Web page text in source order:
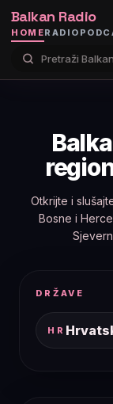
Balkan Radio
HOMERADIO
Otkrijte i
Bosne i
DRŽAVE
HR